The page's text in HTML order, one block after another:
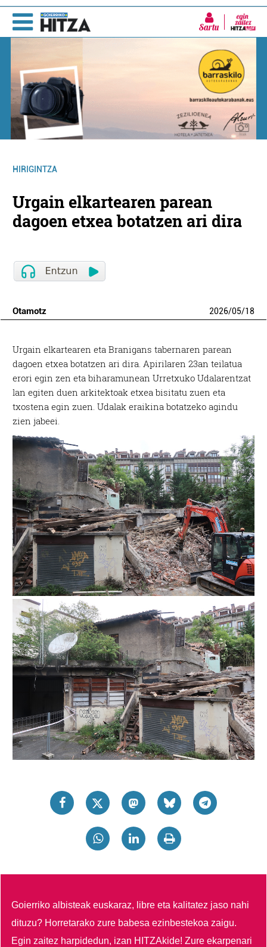
Sartu
HIRIGINTZA
Urgain elkartearen parean
dagoen etxea botatzen ari dira
Otamotz 2026/05/18
Urgain elkartearen eta Branigans tabernaren parean
dagoen etxea botatzen ari dira. Apirilaren 23an teilatua
erori egin zen eta biharamunean Urretxuko Udalarentzat
lan egiten duen arkitektoak etxea bisitatu zuen eta
txostena egin zuen. Udalak eraikina botatzeko agindu
zien jabeei.
Goierriko albisteak euskaraz, libre eta kalitatez jaso nahi
dituzu? Horretarako zure babesa ezinbestekoa zaigu.
Egin zaitez harpidedun, izan HITZAkide!Zure ekarpenari